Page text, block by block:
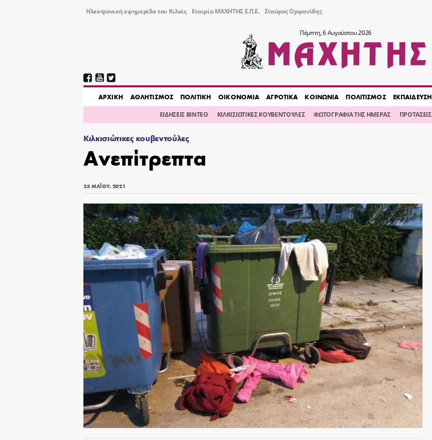
Ηλεκτρονική εφημερίδα του Κιλκίς Εταιρία ΜΑΧΗΤΗΣ Ε.Π.Ε. Σταύρος Ορφανίδης
Πέμπτη, 6 Αυγούστου 2026
AΡΧΙΚΗ ΑΘΛΗΤΙΣΜΟΣ ΠΟΛΙΤΙΚΗ ΟΙΚΟΝΟΜΙΑ ΑΓΡΟΤΙΚΑ ΚΟΙΝΩΝΙΑ ΠΟΛΙΤΙΣΜΟΣ ΕΚΠΑΙΔΕΥΣΗ
ΕΙΔΗΣΕΙΣ ΒΙΝΤΕΟ ΚΙΛΚΙΣΙΩΤΙΚΕΣ ΚΟΥΒΕΝΤΟΥΛΕΣ ΦΩΤΟΓΡΑΦΙΑ ΤΗΣ ΗΜΕΡΑΣ ΠΡΟΤΑΣΕΙΣ
Κιλκισιώτικες κουβεντούλες
Ανεπίτρεπτα
28 ΜΑΪ́ΟΥ, 2021